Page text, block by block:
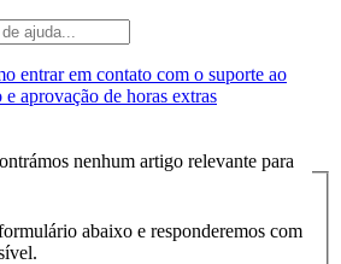
entrar em contato com o suporte ao
aprovação de horas extras
nenhum artigo relevante para
abaixo e responderemos com